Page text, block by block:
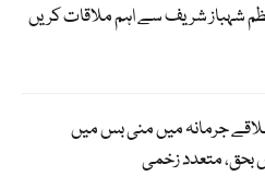
شہباز شریف سے اہم ملاقات کریں
جرمانہ میں منی بس میں